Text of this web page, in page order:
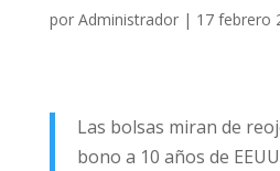
por Administrador| 17 febrero
Las bolsas miran de
bono a 10 años de EEUU